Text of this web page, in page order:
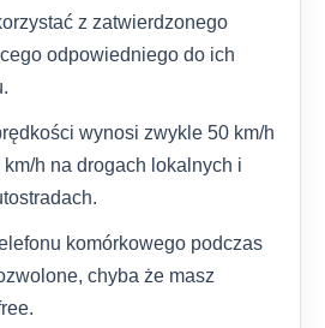
z zatwierdzonego
odpowiedniego do ich
wynosi zwykle 50 km/h
h na drogach lokalnych i
komórkowego podczas
chyba że masz